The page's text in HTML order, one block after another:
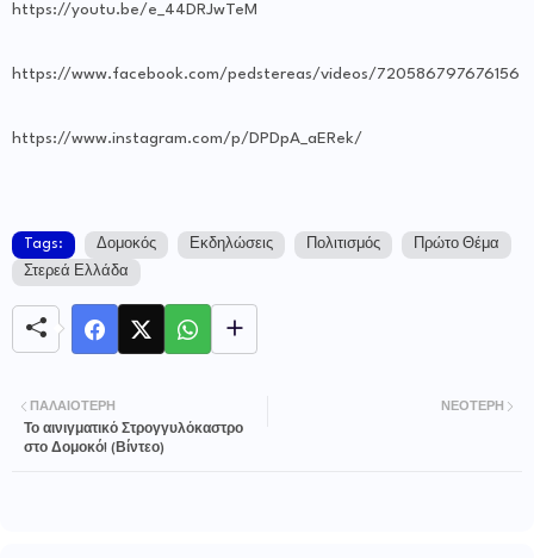
https://youtu.be/e_44DRJwTeM
https://www.facebook.com/pedstereas/videos/720586797676156
https://www.instagram.com/p/DPDpA_aERek/
Tags: Δομοκός Εκδηλώσεις Πολιτισμός
Πρώτο Θέμα
Στερεά Ελλάδα
ΝΕΌΤΕΡΗ
ΠΑΛΑΙΌΤΕΡΗ
Το αινιγματικό Στρογγυλόκαστρο
στο Δομοκό! (Βίντεο)